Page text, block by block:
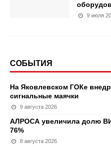
9 июля
СОБЫТИЯ
На Яковлевском ГОКе
сигнальные маячки
9 августа 2026
АЛРОСА увеличила долю
76%
8 августа 2026